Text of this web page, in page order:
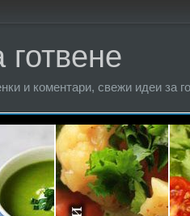
готвене
и коментари, свежи идеи за